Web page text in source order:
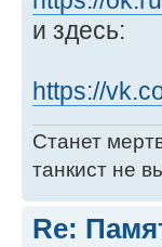
и здесь:
https://
Станет
танкист не
Re: